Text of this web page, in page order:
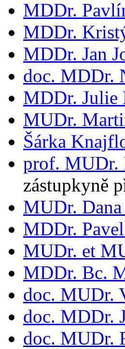
MDDr.
MDDr.
MDDr. Jan
doc. MDDr.
MDDr. Julie
MUDr.
Šárka
prof. MUDr.
zástupkyně
MUDr.
MDDr.
MUDr. et
MDDr. Bc.
doc. MUDr.
doc. MDDr.
doc. MUDr.